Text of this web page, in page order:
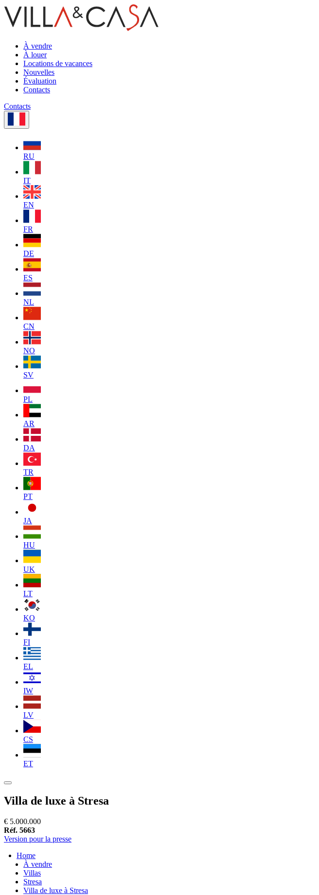
À vendre
À louer
Locations de vacances
Nouvelles
Évaluation
Contacts
Contacts
RU
IT
EN
FR
DE
ES
NL
CN
NO
SV
PL
AR
DA
TR
PT
JA
HU
UK
LT
KO
FI
EL
IW
LV
CS
ET
Villa de luxe à Stresa
€ 5.000.000
Réf. 5663
Version pour la presse
Home
À vendre
Villas
Stresa
Villa de luxe à Stresa